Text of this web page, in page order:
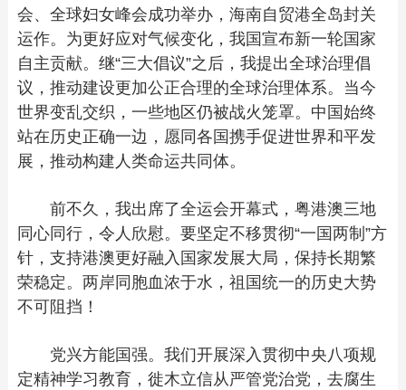
会、全球妇女峰会成功举办，海南自贸港全岛封关
运作。为更好应对气候变化，我国宣布新一轮国家
自主贡献。继“三大倡议”之后，我提出全球治理倡
议，推动建设更加公正合理的全球治理体系。当今
世界变乱交织，一些地区仍被战火笼罩。中国始终
站在历史正确一边，愿同各国携手促进世界和平发
展，推动构建人类命运共同体。
前不久，我出席了全运会开幕式，粤港澳三地
同心同行，令人欣慰。要坚定不移贯彻“一国两制”方
针，支持港澳更好融入国家发展大局，保持长期繁
荣稳定。两岸同胞血浓于水，祖国统一的历史大势
不可阻挡！
党兴方能国强。我们开展深入贯彻中央八项规
定精神学习教育，徙木立信从严管党治党，去腐生